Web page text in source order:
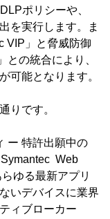
ポリシーや、
を実行します。ま
VIP」と脅威防御
との統合により、
可能となります。
りです。
ー 特許出願中の
Web
ゆる最新アプリ
いデバイスに業界
ィブローカー